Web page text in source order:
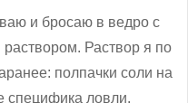
и бросаю в ведро с
Раствор я по
полпачки соли на
специфика ловли.